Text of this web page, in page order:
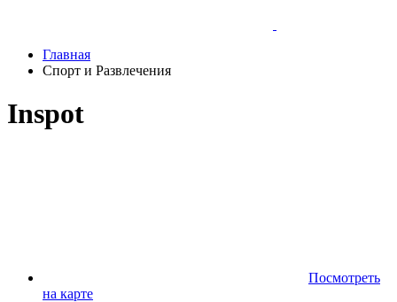
Главная
Спорт и Развлечения
Inspot
Посмотреть
на карте